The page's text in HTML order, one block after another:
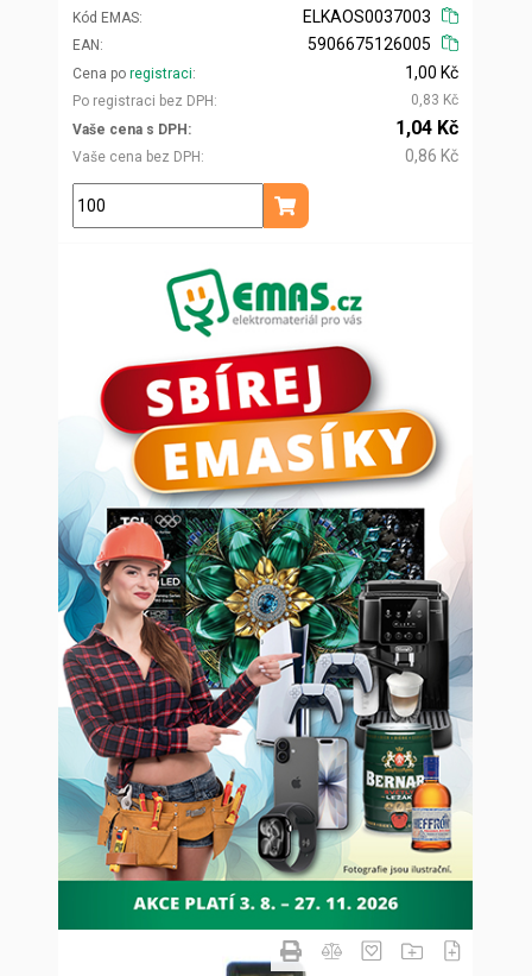
Kód EMAS
EAN
ELKAOS0037003
5906675126005
Cena po registraci
Po registraci bez DPH
1,00 Kč
0,83 Kč
Vaše cena s DPH
Vaše cena bez DPH
1,04 Kč
0,86 Kč
ks
Přidat do košíku